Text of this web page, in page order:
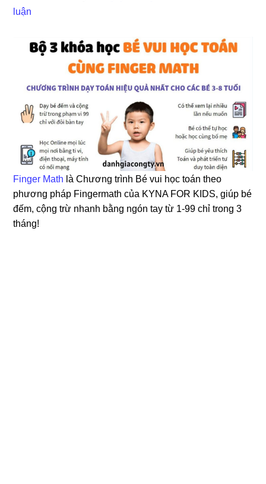
luận
Finger Math là Chương trình Bé vui học toán theo
phương pháp Fingermath của KYNA FOR KIDS, giúp bé
đếm, cộng trừ nhanh bằng ngón tay từ 1-99 chỉ trong 3
tháng!